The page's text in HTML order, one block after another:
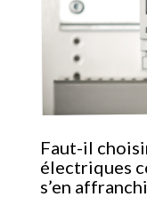
Faut-il
électriques
s’en